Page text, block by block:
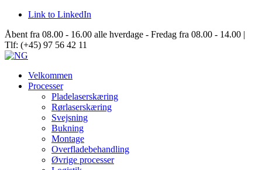
Link to LinkedIn
Åbent fra 08.00 - 16.00 alle hverdage - Fredag fra 08.00 - 14.00 |
Tlf: (+45) 97 56 42 11
Velkommen
Processer
Pladelaserskæring
Rørlaserskæring
Svejsning
Bukning
Montage
Overfladebehandling
Øvrige processer